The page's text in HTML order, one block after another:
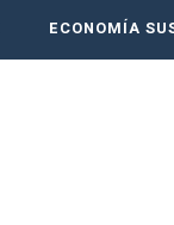
ECONOMÍA